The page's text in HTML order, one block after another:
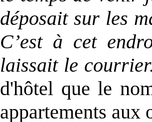
déposait sur les
C’est à cet
laissait le
d'hôtel que le
appartements aux